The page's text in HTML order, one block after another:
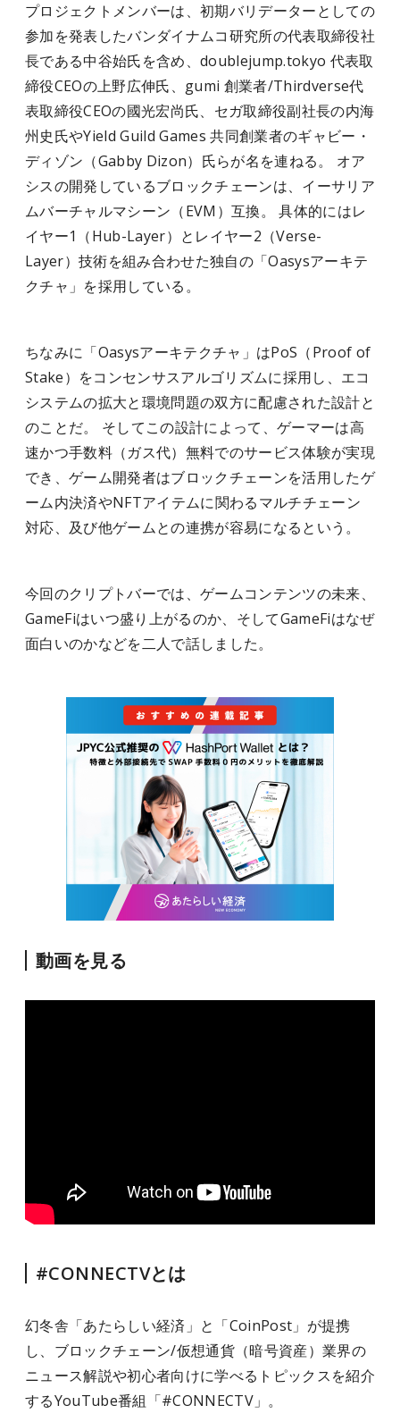
プロジェクトメンバーは、初期バリデーターとしての
参加を発表したバンダイナムコ研究所の代表取締役社
長である中谷始氏を含め、doublejump.tokyo 代表取
締役CEOの上野広伸氏、gumi 創業者/Thirdverse代
表取締役CEOの國光宏尚氏、セガ取締役副社長の内海
州史氏やYield Guild Games 共同創業者のギャビー・
ディゾン（Gabby Dizon）氏らが名を連ねる。
オア
シスの開発しているブロックチェーンは、イーサリア
ムバーチャルマシーン（EVM）互換。 具体的にはレ
イヤー1（Hub-Layer）とレイヤー2（Verse-
Layer）技術を組み合わせた独自の「Oasysアーキテ
クチャ」を採用している。
ちなみに「Oasysアーキテクチャ」はPoS（Proof of
Stake）をコンセンサスアルゴリズムに採用し、エコ
システムの拡大と環境問題の双方に配慮された設計と
のことだ。
そしてこの設計によって、ゲーマーは高
速かつ手数料（ガス代）無料でのサービス体験が実現
でき、ゲーム開発者はブロックチェーンを活用したゲ
ーム内決済やNFTアイテムに関わるマルチチェーン
対応、及び他ゲームとの連携が容易になるという。
今回のクリプトバーでは、ゲームコンテンツの未来、
GameFiはいつ盛り上がるのか、そしてGameFiはなぜ
面白いのかなどを二人で話しました。
動画を見る
#CONNECTVとは
幻冬舎「あたらしい経済」と「CoinPost」が提携
し、ブロックチェーン/仮想通貨（暗号資産）業界の
ニュース解説や初心者向けに学べるトピックスを紹介
するYouTube番組「#CONNECTV」。